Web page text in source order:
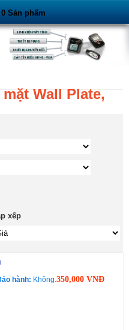
0 Sản phẩm
Wall Plate,
xếp
hành: Không.350,000 VNĐ